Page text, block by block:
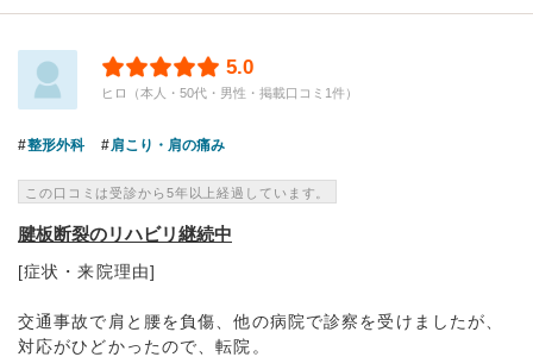
5.0
ヒロ（本人・50代・男性・掲載口コミ1件）
整形外科 肩こり・肩の痛み
この口コミは受診から5年以上経過しています。
腱板断裂のリハビリ継続中
[症状・来院理由]
交通事故で肩と腰を負傷、他の病院で診察を受けましたが、
対応がひどかったので、転院。